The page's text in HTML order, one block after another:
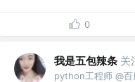
0
我是五包辣条 关
python工程师 @百